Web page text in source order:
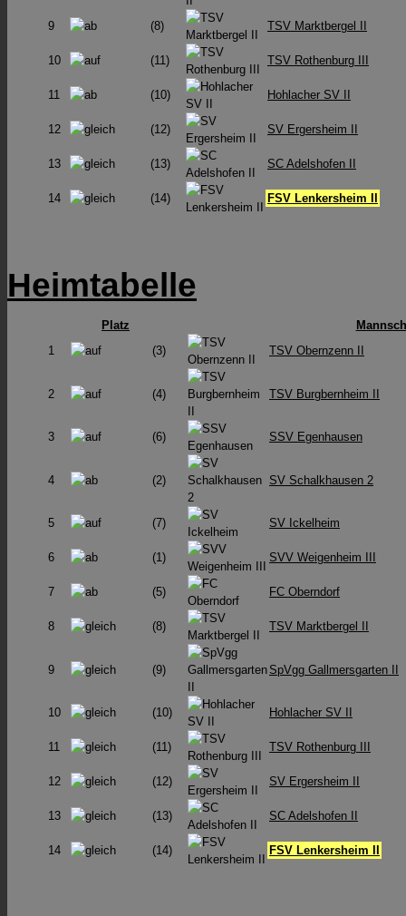
9 (8) TSV Marktbergel II
10 (11) TSV Rothenburg III
11 (10) Hohlacher SV II
12 (12) SV Ergersheim II
13 (13) SC Adelshofen II
14 (14) FSV Lenkersheim II
Heimtabelle
Platz
1
(3) TSV Obernzenn II
2 (4) TSV Burgbernheim II
3 (6) SSV Egenhausen
4 (2) SV Schalkhausen 2
5 (7) SV Ickelheim
6 (1) SVV Weigenheim III
7 (5) FC Oberndorf
8 (8) TSV Marktbergel II
9 (9) SpVgg Gallmersgarten II
10 (10) Hohlacher SV II
11 (11) TSV Rothenburg III
12 (12) SV Ergersheim II
13 (13) SC Adelshofen II
14 (14) FSV Lenkersheim II